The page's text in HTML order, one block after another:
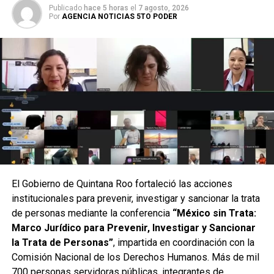
Elbiorn Vega destacó la participación coordinada de las
Capitanías de Puertode Mahahual, Xcalak y Chetumal,
cuya labor técnica y normativa ha sido clave para
fortalecer la seguridad marítima y el cumplimiento de la
normatividad vigente. Asimismo, se contó con la
colaboración del Ayuntamiento de Othón P. Blanco, la
comunidad operadora del muelle, la Décimo Primera Zona
Naval, la Policía Rural, operadores y prestadores de
servicios turísticos, quienes aportaron experiencia y
compromiso para avanzar hacia un uso más justo y
organizado del espacio portuario.
La instalación del Comité representa un paso firme hacia
la prosperidad compartida y el desarrollo económico y
Publicado hace 5 horas el 7 agosto, 2026
Por AGENCIA NOTICIAS 5TO PODER
El Gobierno de Quintana Roo fortaleció las acciones
institucionales para prevenir, investigar y sancionar la trata
de personas mediante la conferencia “México sin Trata:
Marco Jurídico para Prevenir, Investigar y Sancionar
la Trata de Personas”, impartida en coordinación con la
Comisión Nacional de los Derechos Humanos. Más de mil
700 personas servidoras públicas, integrantes de